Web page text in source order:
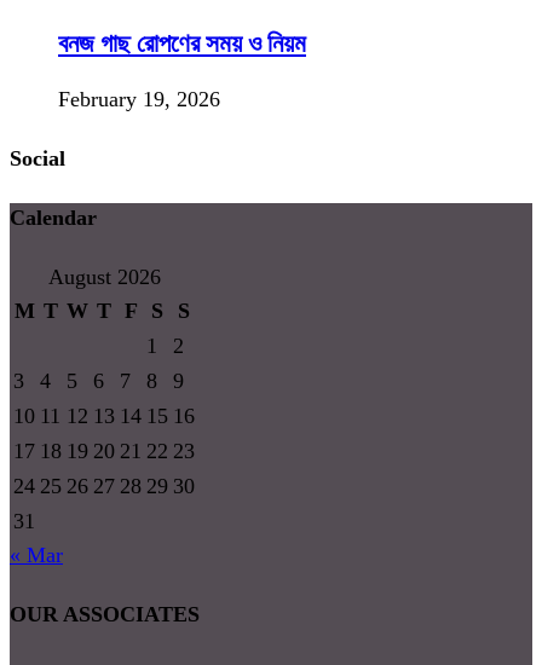
বনজ গাছ রোপণের সময় ও নিয়ম
February 19, 2026
Social
Calendar
August 2026
M T W T F S
S
1
2
3
4 5 6 7 8
9
10 11 12 13 14 15 16
17 18 19 20 21 22 23
24 25 26 27 28 29 30
31
« Mar
OUR ASSOCIATES